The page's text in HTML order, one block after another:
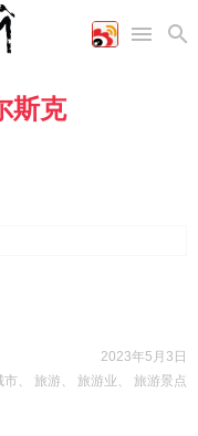
斯克
2023年5月3日
市、 旅游 、 旅游业 、 旅游景点